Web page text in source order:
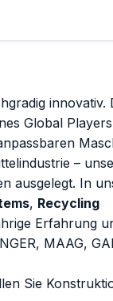
innovativ.
Global
–
ausgelegt. In
, Recycling
Erfahrung
MAAG,
Sie